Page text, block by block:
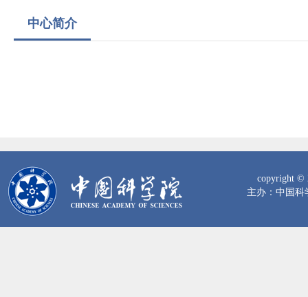
中心简介
copyright ©
主办：中国科